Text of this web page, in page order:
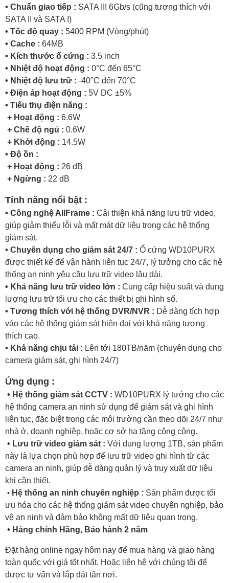
• Chuẩn giao tiếp : SATA III 6Gb/s (cũng tương thích với
SATA II và SATA I)
• Tốc độ quay : 5400 RPM (Vòng/phút)
• Cache : 64MB
• Kích thước ổ cứng : 3.5 inch
• Nhiệt độ hoạt động : 0°C đến 65°C
• Nhiệt độ lưu trữ : -40°C đến 70°C
• Điện áp hoạt động : 5V DC ±5%
• Tiêu thụ điện năng :
+ Hoạt động : 6.6W
+ Chế độ ngủ : 0.6W
+ Khởi động : 14.5W
• Độ ồn :
+ Hoạt động : 26 dB
+ Ngừng : 22 dB
Tính năng nổi bật :
• Công nghệ AllFrame : Cải thiện khả năng lưu trữ video,
giúp giảm thiểu lỗi và mất mát dữ liệu trong các hệ thống
giám sát.
• Chuyên dụng cho giám sát 24/7 : Ổ cứng WD10PURX
được thiết kế để vận hành liên tục 24/7, lý tưởng cho các hệ
thống an ninh yêu cầu lưu trữ video lâu dài.
• Khả năng lưu trữ video lớn : Cung cấp hiệu suất và dung
lượng lưu trữ tối ưu cho các thiết bị ghi hình số.
• Tương thích với hệ thống DVR/NVR : Dễ dàng tích hợp
vào các hệ thống giám sát hiện đại với khả năng tương
thích cao.
• Khả năng chịu tải : Lên tới 180TB/năm (chuyên dụng cho
camera giám sát, ghi hình 24/7)
Ứng dụng :
• Hệ thống giám sát CCTV : WD10PURX lý tưởng cho các
hệ thống camera an ninh sử dụng để giám sát và ghi hình
liên tục, đặc biệt trong các môi trường cần theo dõi 24/7 như
nhà ở, doanh nghiệp, hoặc cơ sở hạ tầng công cộng.
• Lưu trữ video giám sát : Với dung lượng 1TB, sản phẩm
này là lựa chọn phù hợp để lưu trữ video ghi hình từ các
camera an ninh, giúp dễ dàng quản lý và truy xuất dữ liệu
khi cần thiết.
• Hệ thống an ninh chuyên nghiệp : Sản phẩm được tối
ưu hóa cho các hệ thống giám sát video chuyên nghiệp, bảo
vệ an ninh và đảm bảo không mất dữ liệu quan trọng.
• Hàng chính Hãng, Bảo hành 2 năm
Đặt hàng online ngay hôm nay để mua hàng và giao hàng
toàn quốc với giá tốt nhất. Hoặc liên hệ với chúng tôi để
được tư vấn và lắp đặt tận nơi.